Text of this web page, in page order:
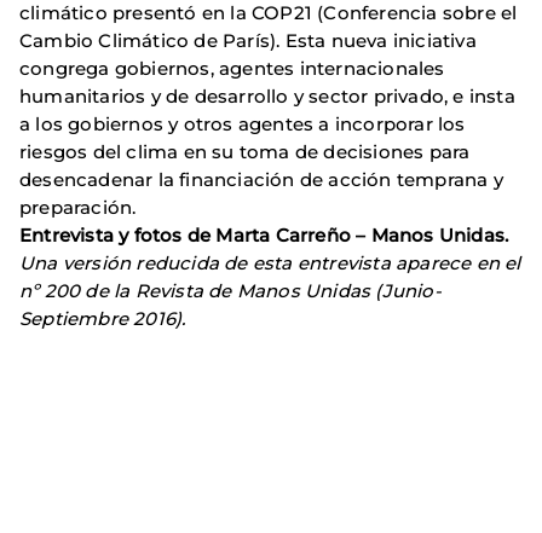
climático presentó en la COP21 (Conferencia sobre el
Cambio Climático de París). Esta nueva iniciativa
congrega gobiernos, agentes internacionales
humanitarios y de desarrollo y sector privado, e insta
a los gobiernos y otros agentes a incorporar los
riesgos del clima en su toma de decisiones para
desencadenar la financiación de acción temprana y
preparación.
Entrevista y fotos de Marta Carreño – Manos Unidas.
Una versión reducida de esta entrevista aparece en el
nº 200 de la Revista de Manos Unidas (Junio-
Septiembre 2016).